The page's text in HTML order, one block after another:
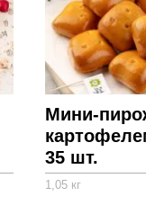
Мини-
35 шт.
1,05 кг